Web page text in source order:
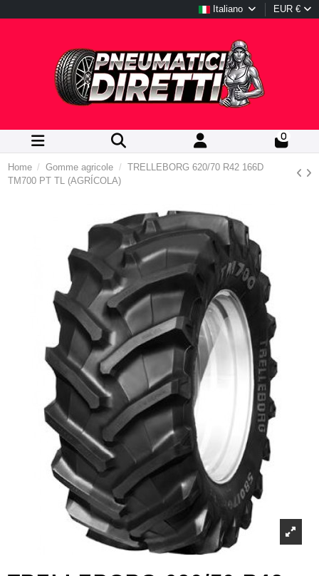
Italiano EUR €
0
Home Gomme agricole
TRELLEBORG 620/70 R42 166D
TM700 PT TL (AGRÍCOLA)